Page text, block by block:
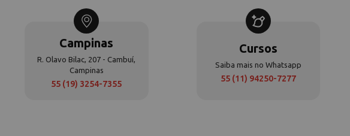
Campinas
R. Olavo Bilac, 207 - Cambuí,
Campinas
55 (19) 3254-7355
Cursos
Saiba mais no Whatsapp
55 (11) 94250-7277